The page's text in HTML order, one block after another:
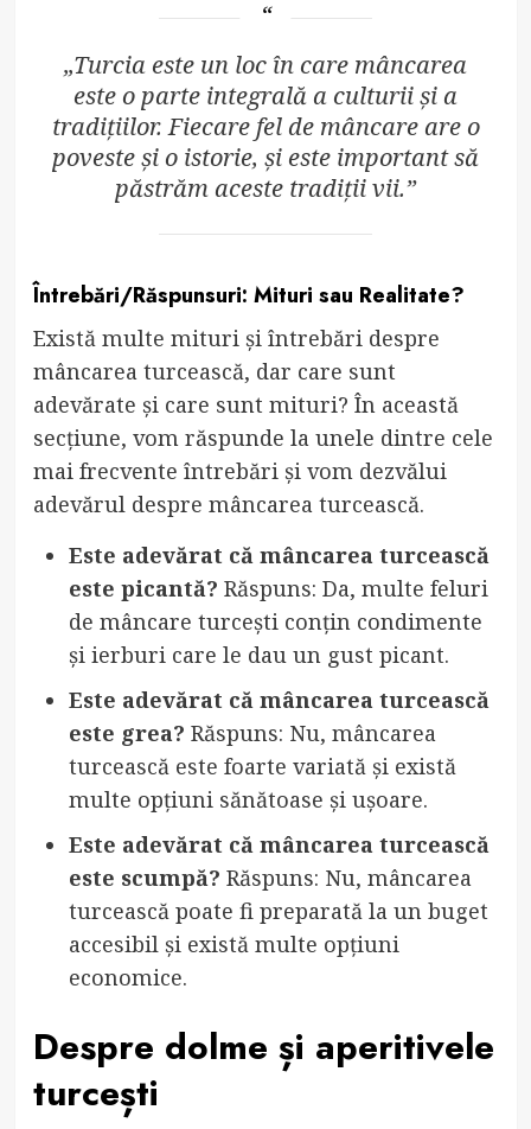
„Turcia este un loc în care mâncarea
este o parte integrală a culturii și a
tradițiilor. Fiecare fel de mâncare are o
poveste și o istorie, și este important să
păstrăm aceste tradiții vii.”
Întrebări/Răspunsuri: Mituri sau Realitate?
Există multe mituri și întrebări despre
mâncarea turcească, dar care sunt
adevărate și care sunt mituri? În această
secțiune, vom răspunde la unele dintre cele
mai frecvente întrebări și vom dezvălui
adevărul despre mâncarea turcească.
Este adevărat că mâncarea turcească
este picantă? Răspuns: Da, multe feluri
de mâncare turcești conțin condimente
și ierburi care le dau un gust picant.
Este adevărat că mâncarea turcească
este grea? Răspuns: Nu, mâncarea
turcească este foarte variată și există
multe opțiuni sănătoase și ușoare.
Este adevărat că mâncarea turcească
este scumpă? Răspuns: Nu, mâncarea
turcească poate fi preparată la un buget
accesibil și există multe opțiuni
economice.
Despre dolme și aperitivele
turcești